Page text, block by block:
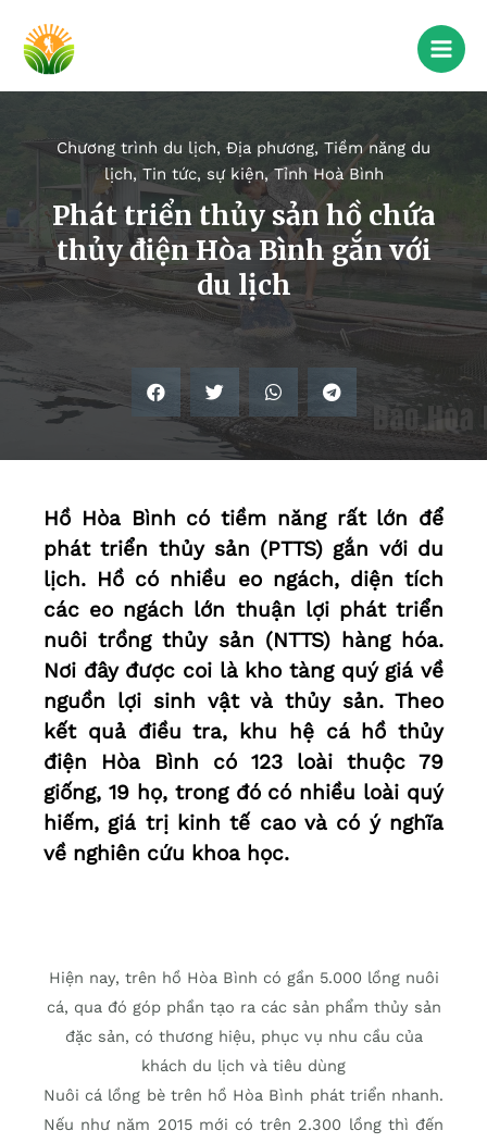
Chương trình du lịch, Địa phương, Tiềm năng du
lịch, Tin tức, sự kiện,Tỉnh Hoà Bình
Phát triển thủy sản hồ chứa
thủy điện Hòa Bình gắn với
du lịch
Hồ Hòa Bình có tiềm năng rất lớn để
phát triển thủy sản (PTTS) gắn với du
lịch. Hồ có nhiều eo ngách, diện tích
các eo ngách lớn thuận lợi phát triển
nuôi trồng thủy sản (NTTS) hàng hóa.
Nơi đây được coi là kho tàng quý giá về
nguồn lợi sinh vật và thủy sản. Theo
kết quả điều tra, khu hệ cá hồ thủy
điện Hòa Bình có 123 loài thuộc 79
giống, 19 họ, trong đó có nhiều loài quý
hiếm, giá trị kinh tế cao và có ý nghĩa
về nghiên cứu khoa học.
Hiện nay, trên hồ Hòa Bình có gần 5.000 lồng nuôi
cá, qua đó góp phần tạo ra các sản phẩm thủy sản
đặc sản, có thương hiệu, phục vụ nhu cầu của
khách du lịch và tiêu dùng
Nuôi cá lồng bè trên hồ Hòa Bình phát triển nhanh.
Nếu như năm 2015 mới có trên 2.300 lồng thì đến